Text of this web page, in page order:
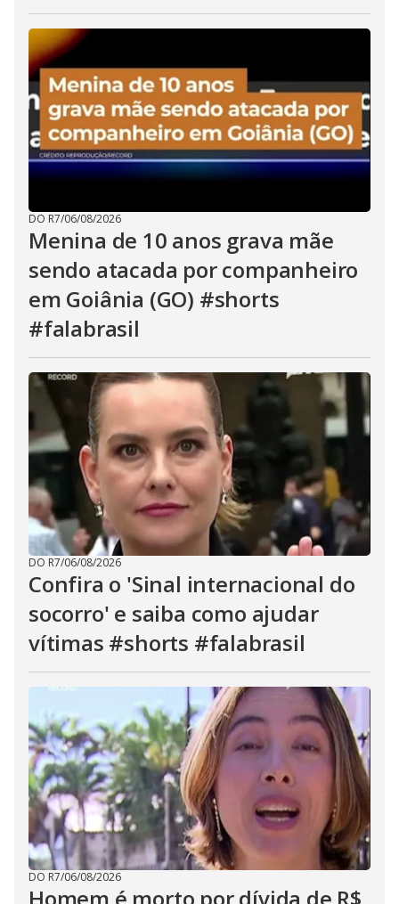
DO R7/06/08/2026
Menina de 10 anos grava mãe
sendo atacada por companheiro
em Goiânia (GO) #shorts
#falabrasil
DO R7/06/08/2026
Confira o 'Sinal internacional do
socorro' e saiba como ajudar
vítimas #shorts #falabrasil
DO R7/06/08/2026